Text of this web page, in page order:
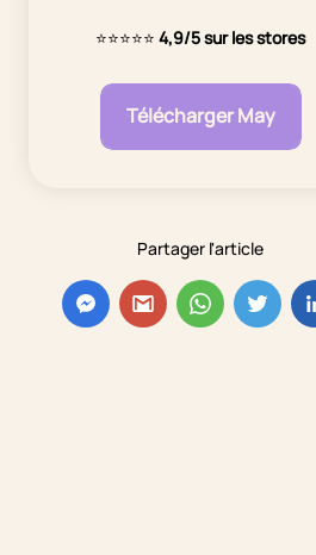
⭐⭐⭐⭐⭐ 4,9/5 sur les stores
Télécharger May
Partager l'article